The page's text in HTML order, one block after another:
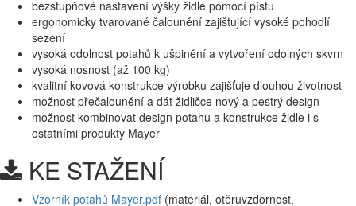
bezstupňové nastavení výšky židle pomocí pístu
ergonomicky tvarované čalounění zajišťující vysoké pohodlí
sezení
vysoká odolnost potahů k ušpinění a vytvoření odolných skvrn
vysoká nosnost (až 100 kg)
kvalitní kovová konstrukce výrobku zajišťuje dlouhou životnost
možnost přečalounění a dát židličce nový a pestrý design
možnost kombinovat design potahu a konstrukce židle i s
ostatními produkty Mayer
KE STAŽENÍ
Vzorník potahů Mayer.pdf (materiál, otěruvzdornost,